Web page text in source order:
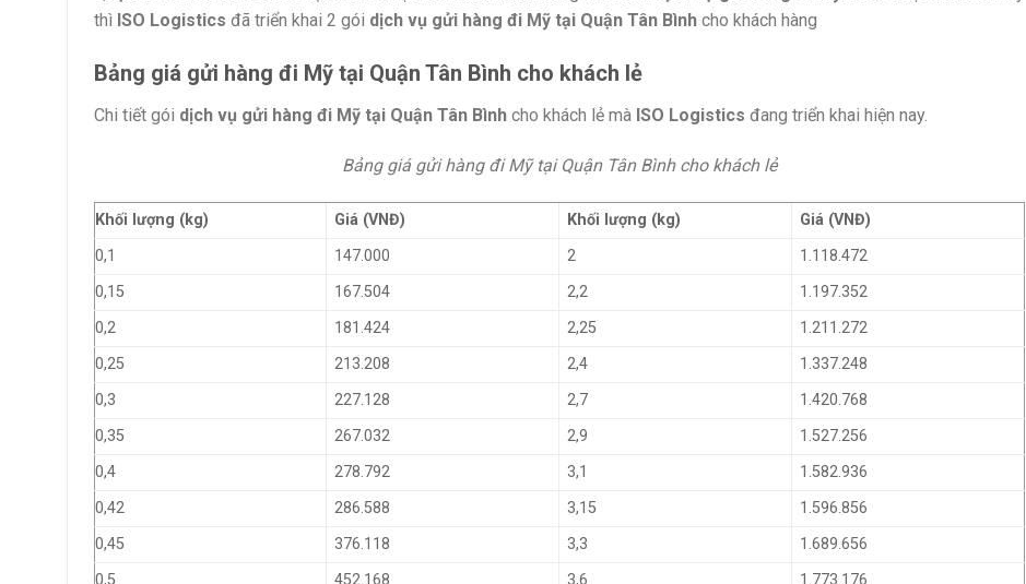
thì ISO Logistics đã triển khai 2 gói dịch vụ gửi hàng đi Mỹ tại Quận Tân Bình cho khách hàng
Bảng giá gửi hàng đi Mỹ tại Quận Tân Bình cho khách lẻ
Chi tiết gói dịch vụ gửi hàng đi Mỹ tại Quận Tân Bình cho khách lẻ mà ISO Logistics đang triển khai hiện nay.
Bảng giá gửi hàng đi Mỹ tại Quận Tân Bình cho khách lẻ
Khối lượng (kg) Giá (VNĐ) Khối lượng (kg)
Giá (VNĐ)
0,1
147.000 2
1.118.472
0,15
167.504 2,2
1.197.352
0,2
181.424 2,25
1.211.272
0,25
213.208 2,4
1.337.248
0,3
227.128 2,7
1.420.768
0,35
267.032 2,9
1.527.256
0,4
278.792 3,1
1.582.936
0,42
286.588 3,15
1.596.856
0,45
376.118 3,3
1.689.656
0,5
452.168 3,6
1.773.176